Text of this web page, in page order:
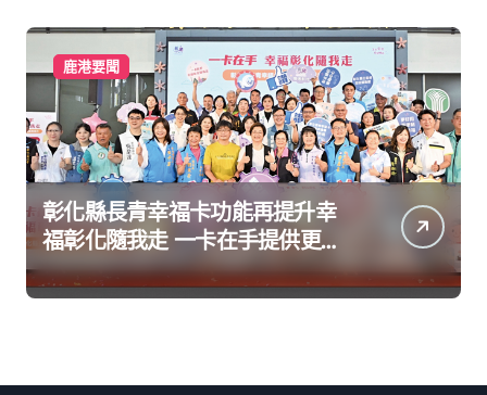
鹿港要聞
彰化縣長青幸福卡功能再提升幸
福彰化隨我走 一卡在手提供更完
善及貼近生活的福利服務